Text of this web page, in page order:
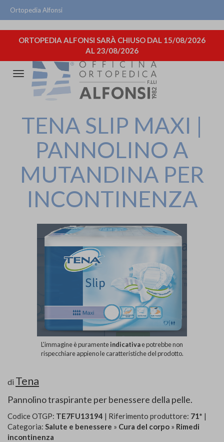
Ortopedia Alfonsi
ORTOPEDIA ALFONSI SARÀ CHIUSO DAL 15/08/2026
AL 23/08/2026
Attiva/disattiva
navigazione
TENA SLIP MAXI |
PANNOLINO A
MUTANDINA PER
INCONTINENZA
L'immagine è puramenteindicativae potrebbe non
rispecchiare appieno le caratteristiche del prodotto.
di Tena
Pannolino traspirante per benessere della pelle.
Codice OTGP: TE7FU13194 | Riferimento produttore: 71* |
Categoria: Salute e benessere » Cura del corpo » Rimedi
incontinenza